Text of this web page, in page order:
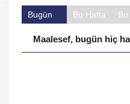
Bugün Bu Hafta Bu
Maalesef, bugün hiç